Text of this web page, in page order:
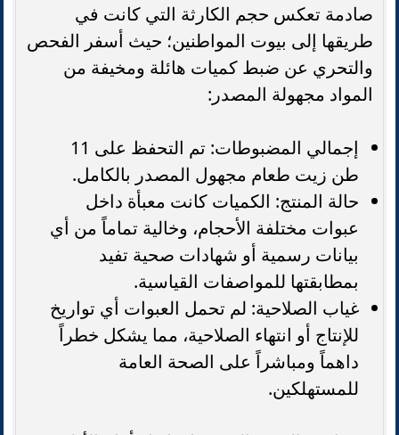
صادمة تعكس حجم الكارثة التي كانت في
طريقها إلى بيوت المواطنين؛ حيث أسفر الفحص
والتحري عن ضبط كميات هائلة ومخيفة من
المواد مجهولة المصدر:
إجمالي المضبوطات: تم التحفظ على 11
طن زيت طعام مجهول المصدر بالكامل.
حالة المنتج: الكميات كانت معبأة داخل
عبوات مختلفة الأحجام، وخالية تماماً من أي
بيانات رسمية أو شهادات صحية تفيد
بمطابقتها للمواصفات القياسية.
غياب الصلاحية: لم تحمل العبوات أي تواريخ
للإنتاج أو انتهاء الصلاحية، مما يشكل خطراً
داهماً ومباشراً على الصحة العامة
للمستهلكين.